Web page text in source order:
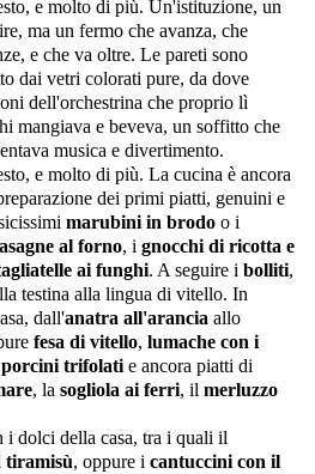
e molto di più. Un'istituzione, un
ma un fermo che avanza, che
e che va oltre. Le pareti sono
dai vetri colorati pure, da dove
dell'orchestrina che proprio lì
mangiava e beveva, un soffitto che
musica e divertimento.
e molto di più. La cucina è ancora
dei primi piatti, genuini e
marubini in brodo o i
al forno, i gnocchi di ricotta e
ai funghi. A seguire i bolliti,
testina alla lingua di vitello. In
dall'anatra all'arancia allo
fesa di vitello, lumache con i
porcini trifolatie ancora piatti di
, la sogliola ai ferri, il merluzzo
i dolci della casa, tra i quali il
tiramisù, oppure i cantuccini con il